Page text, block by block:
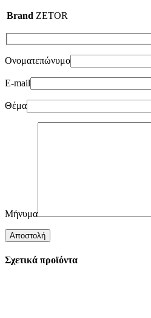
Brand ZETOR
Ονοματεπώνυμο
E-mail
Θέμα
Μήνυμα
Σχετικά προϊόντα